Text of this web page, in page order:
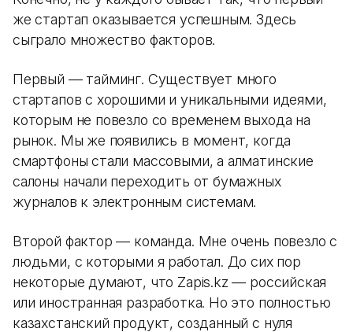
же стартап оказывается успешным. Здесь
сыграло множество факторов.
Первый — тайминг. Существует много
стартапов с хорошими и уникальными идеями,
которым не повезло со временем выхода на
рынок. Мы же появились в момент, когда
смартфоны стали массовыми, а алматинские
салоны начали переходить от бумажных
журналов к электронным системам.
Второй фактор — команда. Мне очень повезло с
людьми, с которыми я работал. До сих пор
некоторые думают, что Zapis.kz — российская
или иностранная разработка. Но это полностью
казахстанский продукт, созданный с нуля